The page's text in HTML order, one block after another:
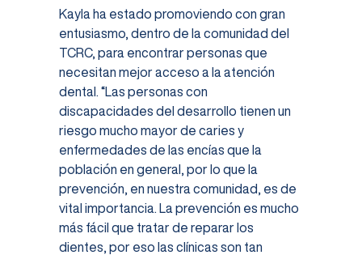
Kayla ha estado promoviendo con gran
entusiasmo, dentro de la comunidad del
TCRC, para encontrar personas que
necesitan mejor acceso a la atención
dental. “Las personas con
discapacidades del desarrollo tienen un
riesgo mucho mayor de caries y
enfermedades de las encías que la
población en general, por lo que la
prevención, en nuestra comunidad, es de
vital importancia. La prevención es mucho
más fácil que tratar de reparar los
dientes, por eso las clínicas son tan